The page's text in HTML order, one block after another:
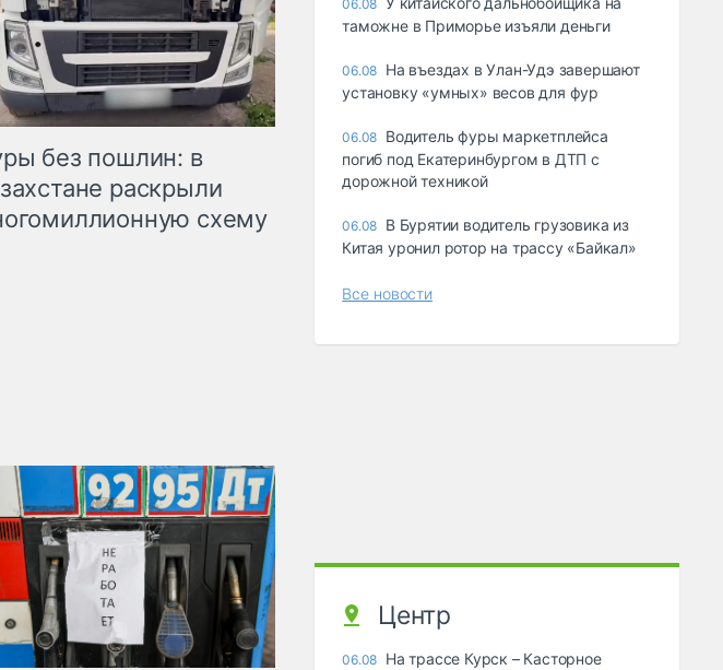
без пошлин: в
раскрыли
схему
06.08
таможне в Приморье изъяли деньги
06.08 Ha въeздax в Улaн-Удэ зaвepшaют
ycтaнoвкy «yмныx» вecoв для фyp
06.08 Водитель фуры маркетплейса
погиб под Екатеринбургом в ДТП с
дорожной техникой
06.08 В Бурятии водитель грузовика из
Китая уронил ротор на трассу «Байкал»
Все новости
Центр
06.08 На трассе Курск – Касторное